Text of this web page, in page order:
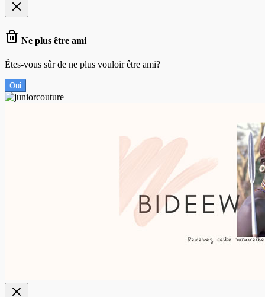
Ne plus être ami
Êtes-vous sûr de ne plus vouloir être ami?
Oui